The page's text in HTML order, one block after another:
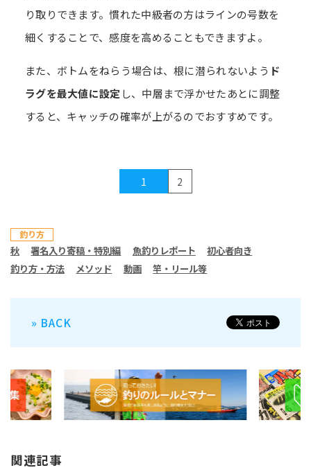
り取りできます。慣れた中級者の方はラインの号数を
細くすることで、感度を高めることもできますよ。
また、ボトムをねらう場合は、根に潜られないよう ド
ラグを最大値に設定し、中層まで浮かせたあとに調整
すると、キャッチの確率が上がるのでおすすめです。
1 2
釣り方
秋 署名入り寄稿・特別編 魚釣りレポート
初心者向き
釣り方・方法
メソッド 動画 竿・リール等
» BACK
関連記事